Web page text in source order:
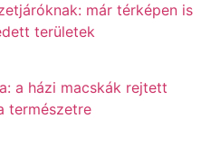
már térképen is
területek
a házi macskák rejtett
természetre